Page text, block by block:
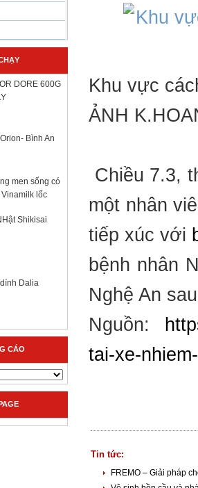
DORE 600G
Bình An
men sống có
lốc
Shikisai
Dalia
CÁO
Khu vực
ẢNH
Chiều 7.3,
một nhân
tiếp xúc với
bệnh nhân
Nghệ An
Nguồn:
tai-xe-
Tin tức:
FREMO – Giải pháp